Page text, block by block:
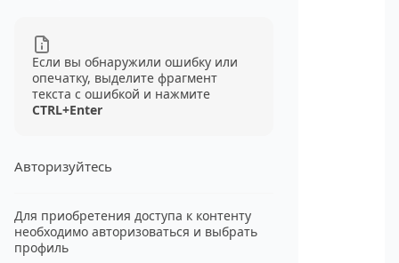
Если вы обнаружили ошибку или
опечатку, выделите фрагмент
текста с ошибкой и нажмите
CTRL+Enter
Авторизуйтесь
Для приобретения доступа к контенту
необходимо авторизоваться и выбрать
профиль